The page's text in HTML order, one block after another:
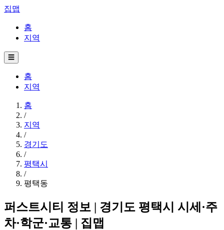
집맵
홈
지역
☰
홈
지역
홈
/
지역
/
경기도
/
평택시
/
평택동
퍼스트시티 정보 | 경기도 평택시 시세·주
차·학군·교통 | 집맵